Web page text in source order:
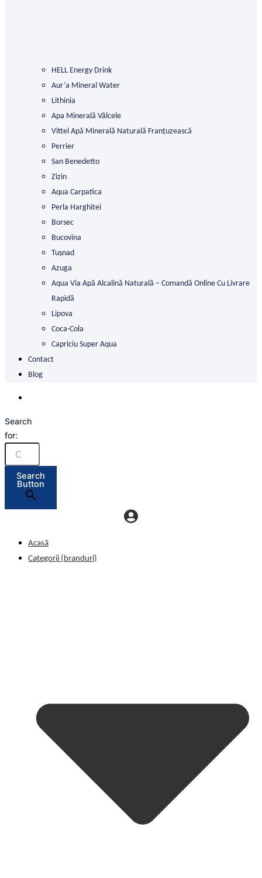
HELL Energy Drink
Aur’a Mineral Water
Lithinia
Apa Minerală Vâlcele
Vittel Apă Minerală Naturală Franțuzească
Perrier
San Benedetto
Zizin
Aqua Carpatica
Perla Harghitei
Borsec
Bucovina
Tușnad
Azuga
Aqua Via Apă Alcalină Naturală – Comandă Online Cu Livrare
Rapidă
Lipova
Coca-Cola
Capriciu Super Aqua
Contact
Blog
Search
for:
Search
Button
Acasă
Categorii (branduri)